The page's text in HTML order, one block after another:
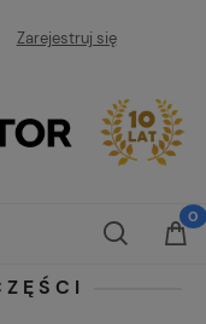
Zarejestruj się